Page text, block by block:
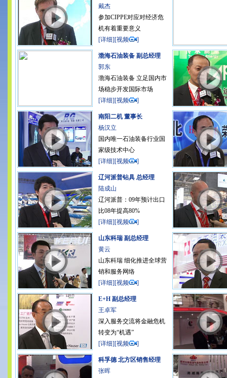
戴杰
参加CIPPE对应对经济危
机有着重要意义
[详细][视频 ]
渤海石油装备 副总经理
郭东
渤海石油装备 立足国内市
场稳步开发国际市场
[详细][视频 ]
南阳二机 董事长
杨汉立
国内唯一石油装备行业国
家级技术中心
[详细][视频 ]
辽河派普钻具 总经理
陆成山
辽河派普：09年预计出口
比08年提高80%
[详细][视频 ]
山东科瑞 副总经理
黄云
山东科瑞 细化推进全球营
销和服务网络
[详细][视频 ]
E+H 副总经理
王卓军
深入服务交流将金融危机
转变为“机遇”
[详细][视频 ]
科孚德 北方区销售经理
张晖